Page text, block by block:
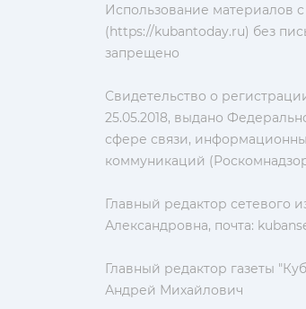
Использование материалов
(https://kubantoday.ru) без
запрещено
Свидетельство о
25.05.2018, выдано
сфере связи,
коммуникаций
Главный редактор сетевого
Александровна, почта:
Главный редактор газеты
Андрей Михайлович